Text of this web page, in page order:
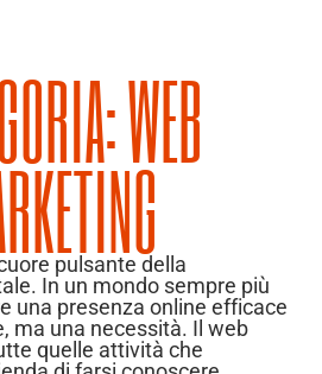
WEB
pulsante della
In un mondo sempre più
una presenza online efficace
ma una necessità. Il web
quelle attività che